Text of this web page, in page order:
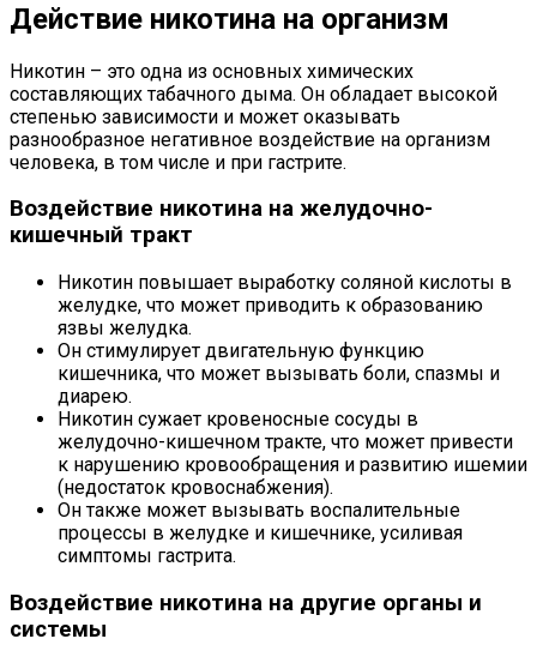
Действие никотина на организм
Никотин – это одна из основных химических
составляющих табачного дыма. Он обладает высокой
степенью зависимости и может оказывать
разнообразное негативное воздействие на организм
человека, в том числе и при гастрите.
Воздействие никотина на желудочно-
кишечный тракт
Никотин повышает выработку соляной кислоты в
желудке, что может приводить к образованию
язвы желудка.
Он стимулирует двигательную функцию
кишечника, что может вызывать боли, спазмы и
диарею.
Никотин сужает кровеносные сосуды в
желудочно-кишечном тракте, что может привести
к нарушению кровообращения и развитию ишемии
(недостаток кровоснабжения).
Он также может вызывать воспалительные
процессы в желудке и кишечнике, усиливая
симптомы гастрита.
Воздействие никотина на другие органы и
системы